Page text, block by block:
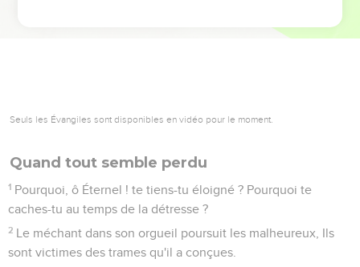
Seuls les Évangiles sont disponibles en vidéo pour le moment.
Quand tout semble perdu
1 Pourquoi, ô Éternel ! te tiens-tu éloigné ? Pourquoi te
caches-tu au temps de la détresse ?
2 Le méchant dans son orgueil poursuit les malheureux, Ils
sont victimes des trames qu'il a conçues.